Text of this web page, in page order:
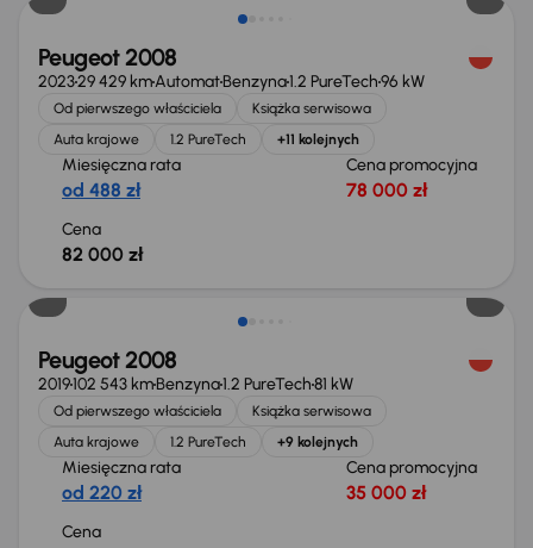
Peugeot 2008
202329 429 kmAutomatBenzyna1.2 PureTech96 kW
Od pierwszego właściciela
Książka serwisowa
Auta krajowe
1.2 PureTech +11 kolejnych
Miesięczna rata
od 488 zł
Cena promocyjna
78 000 zł
Cena
82 000 zł
Peugeot 2008
2019102 543 kmBenzyna1.2 PureTech81 kW
Od pierwszego właściciela
Książka serwisowa
Auta krajowe
1.2 PureTech +9 kolejnych
Miesięczna rata
od 220 zł
Cena promocyjna
35 000 zł
Cena